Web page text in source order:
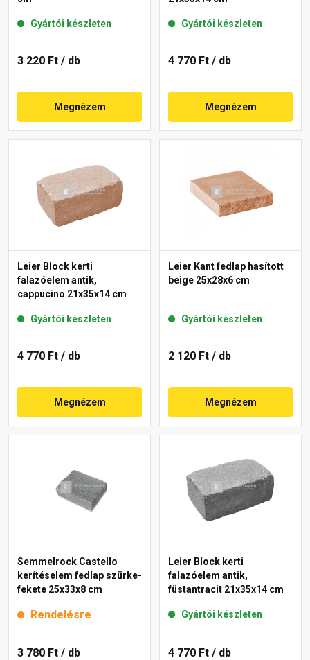
Gyártói készleten
3 220 Ft / db
Megnézem
Gyártói készleten
4 770 Ft / db
Megnézem
Leier Block kerti
falazóelem antik,
cappucino 21x35x14 cm
Gyártói készleten
4 770 Ft / db
Megnézem
Leier Kant fedlap hasított
beige 25x28x6 cm
Gyártói készleten
2 120 Ft / db
Megnézem
Semmelrock Castello
kerítéselem fedlap szürke-
fekete 25x33x8 cm
Rendelésre
3 780 Ft / db
Leier Block kerti
falazóelem antik,
füstantracit 21x35x14 cm
Gyártói készleten
4 770 Ft / db